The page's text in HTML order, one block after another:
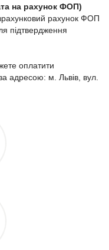
на рахунок ФОП)
рахунок ФОП
підтвердження
оплатити
адресою: м. Львів, вул.